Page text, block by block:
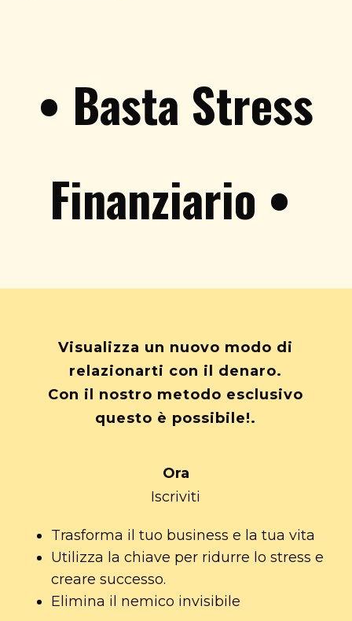
• Basta Stress
Finanziario •
Visualizza un nuovo modo di
relazionarti con il denaro.
Con il nostro metodo esclusivo
questo è possibile!.
Ora
Iscriviti
Trasforma il tuo business e la tua vita
Utilizza la chiave per ridurre lo stress e
creare successo.
Elimina il nemico invisibile